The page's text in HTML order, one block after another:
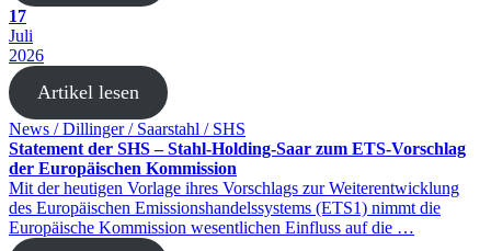
17
Juli
2026
Artikel lesen
News / Dillinger / Saarstahl / SHS
Statement der SHS – Stahl-Holding-Saar zum ETS-Vorschlag
der Europäischen Kommission
Mit der heutigen Vorlage ihres Vorschlags zur Weiterentwicklung
des Europäischen Emissionshandelssystems (ETS1) nimmt die
Europäische Kommission wesentlichen Einfluss auf die …